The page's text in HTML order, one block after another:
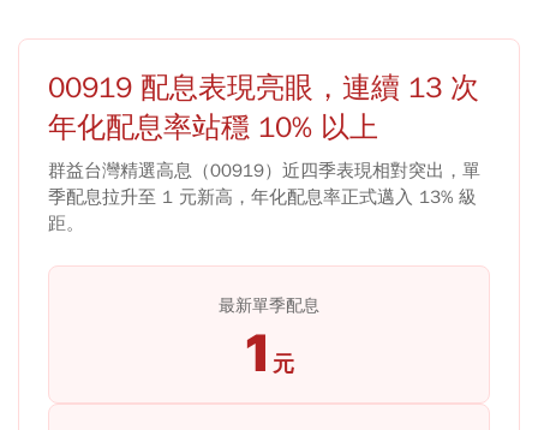
00919 配息表現亮眼，連續 13 次
年化配息率站穩 10% 以上
群益台灣精選高息（00919）近四季表現相對突出，單
季配息拉升至 1 元新高，年化配息率正式邁入 13% 級
距。
最新單季配息
1 元